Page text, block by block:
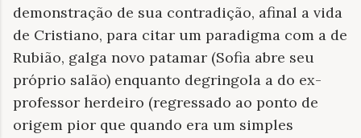
demonstração de sua contradição, afinal a vida
de Cristiano, para citar um paradigma com a de
Rubião, galga novo patamar (Sofia abre seu
próprio salão) enquanto degringola a do ex-
professor herdeiro (regressado ao ponto de
origem pior que quando era um simples